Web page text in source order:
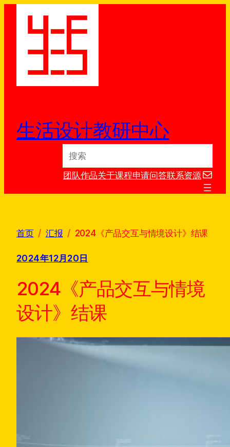
生活设计教研中心
a团队作品关于课程申请问答联系资源电子邮件
首页 汇报 2024《产品交互与情境设计》结课
2024年12月20日
2024《产品交互与情境
设计》结课